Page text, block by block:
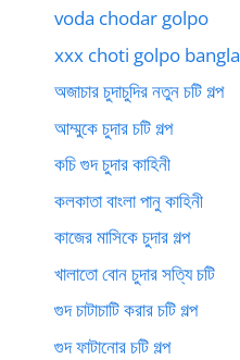
voda chodar golpo
xxx choti golpo bangla
অজাচার চুদাচুদির নতুন চটি গল্প
আম্মুকে চুদার চটি গল্প
কচি গুদ চুদার কাহিনী
কলকাতা বাংলা পানু কাহিনী
কাজের মাসিকে চুদার গল্প
খালাতো বোন চুদার সত্যি চটি
গুদ চাটাচাটি করার চটি গল্প
গুদ ফাটানোর চটি গল্প